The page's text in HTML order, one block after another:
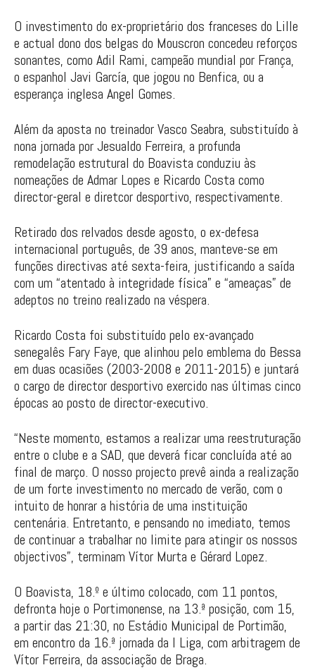
O investimento do ex-proprietário dos franceses do Lille
e actual dono dos belgas do Mouscron concedeu reforços
sonantes, como Adil Rami, campeão mundial por França,
o espanhol Javi García, que jogou no Benfica, ou a
esperança inglesa Angel Gomes.
Além da aposta no treinador Vasco Seabra, substituído à
nona jornada por Jesualdo Ferreira, a profunda
remodelação estrutural do Boavista conduziu às
nomeações de Admar Lopes e Ricardo Costa como
director-geral e diretcor desportivo, respectivamente.
Retirado dos relvados desde agosto, o ex-defesa
internacional português, de 39 anos, manteve-se em
funções directivas até sexta-feira, justificando a saída
com um “atentado à integridade física” e “ameaças” de
adeptos no treino realizado na véspera.
Ricardo Costa foi substituído pelo ex-avançado
senegalês Fary Faye, que alinhou pelo emblema do Bessa
em duas ocasiões (2003-2008 e 2011-2015) e juntará
o cargo de director desportivo exercido nas últimas cinco
épocas ao posto de director-executivo.
“Neste momento, estamos a realizar uma reestruturação
entre o clube e a SAD, que deverá ficar concluída até ao
final de março. O nosso projecto prevê ainda a realização
de um forte investimento no mercado de verão, com o
intuito de honrar a história de uma instituição
centenária. Entretanto, e pensando no imediato, temos
de continuar a trabalhar no limite para atingir os nossos
objectivos”, terminam Vítor Murta e Gérard Lopez.
O Boavista, 18.º e último colocado, com 11 pontos,
defronta hoje o Portimonense, na 13.ª posição, com 15,
a partir das 21:30, no Estádio Municipal de Portimão,
em encontro da 16.ª jornada da I Liga, com arbitragem de
Vítor Ferreira, da associação de Braga.